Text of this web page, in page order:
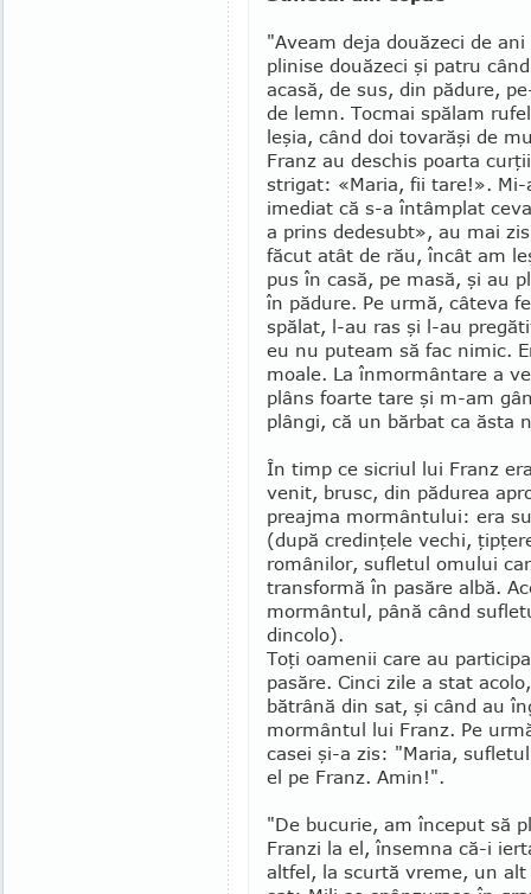
"Aveam deja două­zeci de
plinise două­zeci şi patru
aca­să, de sus, din pă­dure,
de lemn. Tocmai spălam
leşia, când doi tovarăşi de
Franz au des­chis poarta
strigat: «Maria, fii tare!». Mi-
imediat că s-a întâmplat
a prins dedesubt», au mai
făcut atât de rău, încât am
pus în casă, pe masă, şi au
în pă­dure. Pe urmă, câteva
spălat, l-au ras şi l-au
eu nu pu­team să fac ni­mic.
moale. La înmor­mân­tare a
plâns foarte tare şi m-am
plângi, că un bărbat ca ăsta
În timp ce sicriul lui Franz
venit, brusc, din pădurea
preajma mor­­mân­tu­lui: era
(după credin­ţele vechi,
românilor, sufletul om­ului
trans­­formă în pasăre albă.
mormântul, până când
dincolo).
Toţi oamenii care au
pasăre. Cinci zile a stat
bătrână din sat, şi când au
mormântul lui Franz. Pe
casei şi-a zis: "Maria,
el pe Franz. Amin!".
"De bucurie, am început să
Franzi la el, însemna că-i
altfel, la scurtă vreme, un